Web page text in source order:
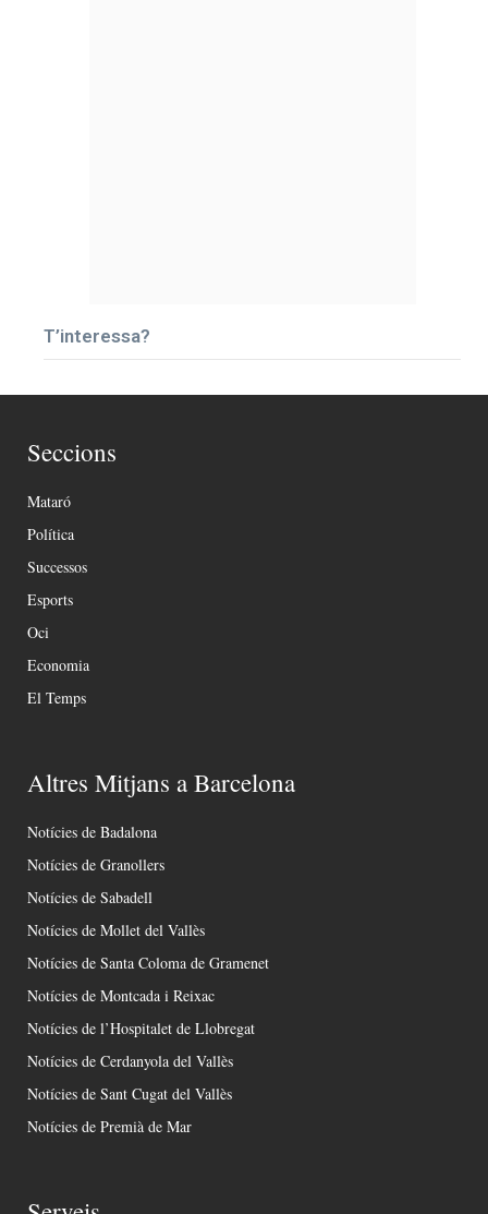
T’interessa?
Seccions
Mataró
Política
Successos
Esports
Oci
Economia
El Temps
Altres Mitjans a Barcelona
Notícies de Badalona
Notícies de Granollers
Notícies de Sabadell
Notícies de Mollet del Vallès
Notícies de Santa Coloma de Gramenet
Notícies de Montcada i Reixac
Notícies de l’Hospitalet de Llobregat
Notícies de Cerdanyola del Vallès
Notícies de Sant Cugat del Vallès
Notícies de Premià de Mar